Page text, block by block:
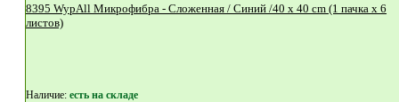
8395 WypAll Микрофибра - Сложенная / Синий /40 x 40 cm (1 пачка x 6
листов)
Наличие: eсть на складе